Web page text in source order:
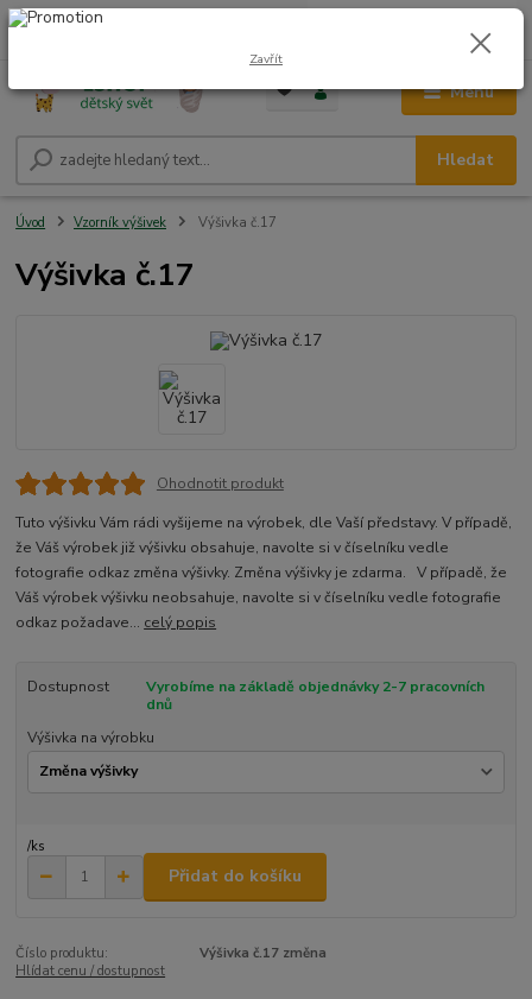
Menu
Hledat
+420 604 278 943 0,00 Kč
Úvod Vzorník výšivek Výšivka č.17
Výšivka č.17
Ohodnotit produkt
Tuto výšivku Vám rádi vyšijeme na výrobek, dle Vaší představy. V případě,
že Váš výrobek již výšivku obsahuje, navolte si v číselníku vedle
fotografie odkaz změna výšivky. Změna výšivky je zdarma. V případě, že
Váš výrobek výšivku neobsahuje, navolte si v číselníku vedle fotografie
odkaz požadave... celý popis
Dostupnost
Vyrobíme na základě objednávky 2-7 pracovních
dnů
Výšivka na výrobku
/ks
Přidat do košíku
Číslo produktu:
Výšivka č.17 změna
Hlídat cenu / dostupnost
Zavřít